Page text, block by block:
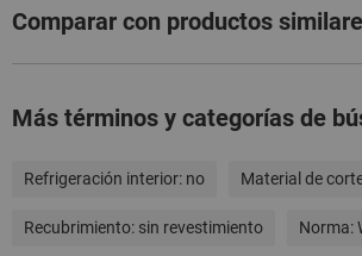
Comparar con productos
Más términos y categorías de
Refrigeración interior: no Material de
Recubrimiento: sin revestimiento Norma: